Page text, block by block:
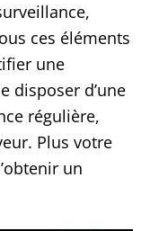
ces éléments
une
disposer d’une
régulière,
Plus votre
un